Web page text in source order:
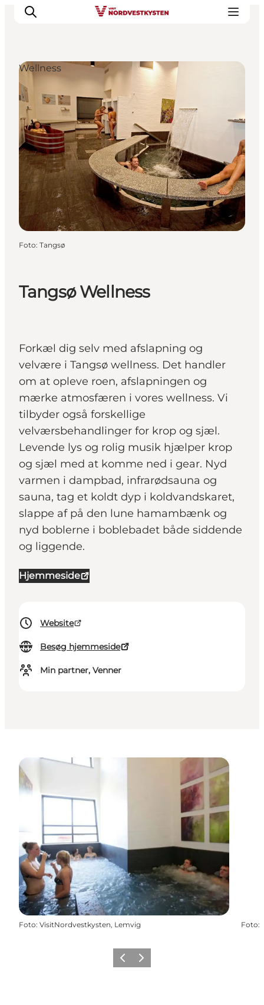
Feriesteder
Inspiration
Handicapvenlig ferie
Events
Overnatning
Planlæg din ferie
Tangsø Wellness
Forkæl dig selv med afslapning og
velvære i Tangsø wellness. Det handler
om at opleve roen, afslapningen og
mærke atmosfæren i vores wellness. Vi
tilbyder også forskellige
velværsbehandlinger for krop og sjæl.
Levende lys og rolig musik hjælper krop
og sjæl med at komme ned i gear. Nyd
varmen i dampbad, infrarødsauna og
sauna, tag et koldt dyp i koldvandskaret,
slappe af på den lune hamambænk og
nyd boblerne i boblebadet både siddende
og liggende.
Hjemmeside
Website
Besøg hjemmeside
Min partner, Venner
Wellness
Foto: Tangsø
Foto: VisitNordvestkysten, Lemvig Foto:
ForrigeNæste